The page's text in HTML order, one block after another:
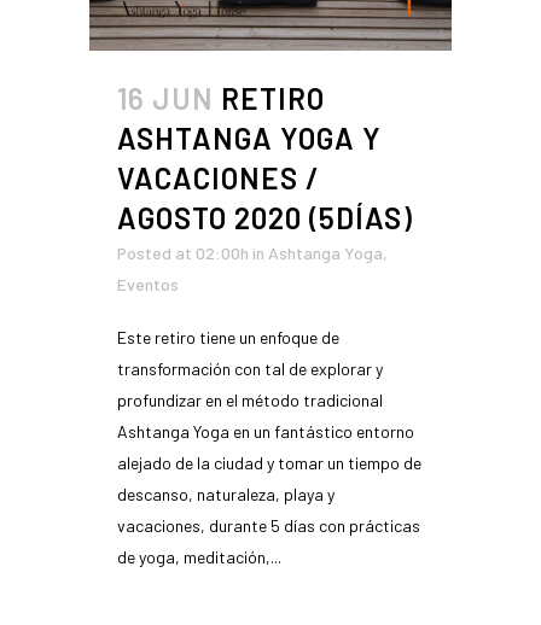
16 JUN RETIRO
ASHTANGA YOGA Y
VACACIONES /
AGOSTO 2020 (5DÍAS)
Posted at 02:00h in Ashtanga Yoga,
Eventos
Este retiro tiene un enfoque de
transformación con tal de explorar y
profundizar en el método tradicional
Ashtanga Yoga en un fantástico entorno
alejado de la ciudad y tomar un tiempo de
descanso, naturaleza, playa y
vacaciones, durante 5 días con prácticas
de yoga, meditación,...